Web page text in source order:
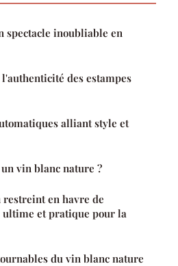
spectacle inoubliable en
des estampes
alliant style et
vin blanc nature ?
en havre de
et pratique pour la
du vin blanc nature